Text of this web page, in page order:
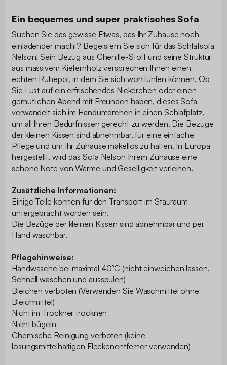
Ein bequemes und super praktisches Sofa
Suchen Sie das gewisse Etwas, das Ihr Zuhause noch
einladender macht? Begeistern Sie sich für das Schlafsofa
Nelson! Sein Bezug aus Chenille-Stoff und seine Struktur
aus massivem Kiefernholz versprechen Ihnen einen
echten Ruhepol, in dem Sie sich wohlfühlen können. Ob
Sie Lust auf ein erfrischendes Nickerchen oder einen
gemütlichen Abend mit Freunden haben, dieses Sofa
verwandelt sich im Handumdrehen in einen Schlafplatz,
um all Ihren Bedürfnissen gerecht zu werden. Die Bezüge
der kleinen Kissen sind abnehmbar, für eine einfache
Pflege und um Ihr Zuhause makellos zu halten. In Europa
hergestellt, wird das Sofa Nelson Ihrem Zuhause eine
schöne Note von Wärme und Geselligkeit verleihen.
Zusätzliche Informationen:
Einige Teile können für den Transport im Stauraum
untergebracht worden sein.
Die Bezüge der kleinen Kissen sind abnehmbar und per
Hand waschbar.
Pflegehinweise:
Handwäsche bei maximal 40°C (nicht einweichen lassen.
Schnell waschen und ausspülen)
Bleichen verboten (Verwenden Sie Waschmittel ohne
Bleichmittel)
Nicht im Trockner trocknen
Nicht bügeln
Chemische Reinigung verboten (keine
lösungsmittelhaltigen Fleckenentferner verwenden)